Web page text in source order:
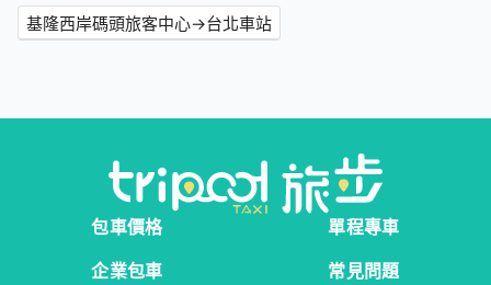
基隆西岸碼頭旅客中心→台北車站
包車價格
單程專車
企業包車
常見問題